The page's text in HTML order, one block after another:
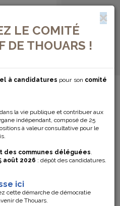
LE COMITÉ
DE THOUARS !
à candidatures pour son comité
la vie publique et contribuer aux
indépendant, composé de 25
à valeur consultative pour le
des communes déléguées.
août 2026 : dépôt des candidatures.
ici
cette démarche de démocratie
de Thouars.les soirées